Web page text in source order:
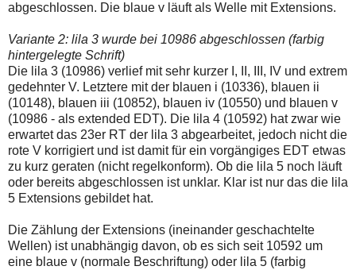
abgeschlossen. Die blaue v läuft als Welle mit Extensions.
Variante 2: lila 3 wurde bei 10986 abgeschlossen (farbig
hintergelegte Schrift)
Die lila 3 (10986) verlief mit sehr kurzer I, II, III, IV und extrem
gedehnter V. Letztere mit der blauen i (10336), blauen ii
(10148), blauen iii (10852), blauen iv (10550) und blauen v
(10986 - als extended EDT). Die lila 4 (10592) hat zwar wie
erwartet das 23er RT der lila 3 abgearbeitet, jedoch nicht die
rote V korrigiert und ist damit für ein vorgängiges EDT etwas
zu kurz geraten (nicht regelkonform). Ob die lila 5 noch läuft
oder bereits abgeschlossen ist unklar. Klar ist nur das die lila
5 Extensions gebildet hat.
Die Zählung der Extensions (ineinander geschachtelte
Wellen) ist unabhängig davon, ob es sich seit 10592 um
eine blaue v (normale Beschriftung) oder lila 5 (farbig